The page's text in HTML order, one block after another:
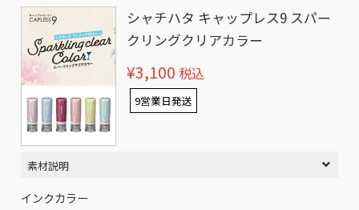
シャチハタ キャップレス9 スパー
クリングクリアカラー
¥3,100 税込
9営業日発送
素材説明
インクカラー